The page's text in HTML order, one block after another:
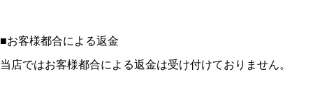
■お客様都合による返金
当店ではお客様都合による返金は受け付けておりません。